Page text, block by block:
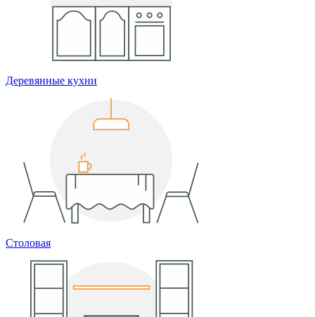
Деревянные кухни
Столовая